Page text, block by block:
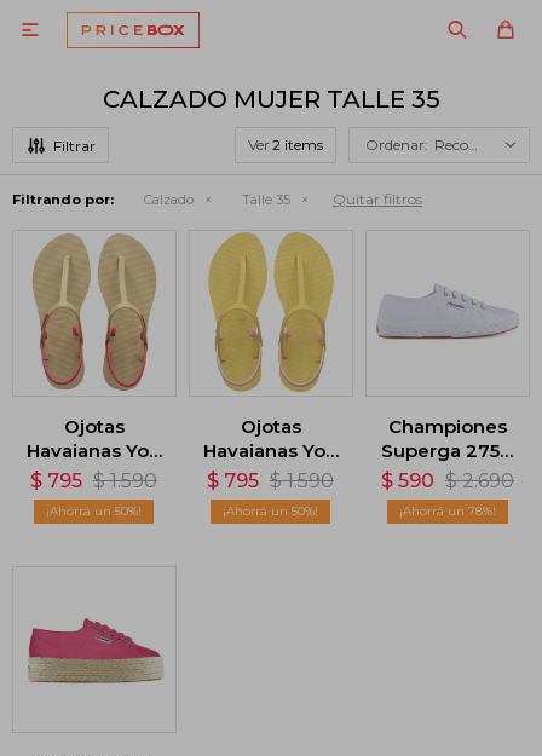

CALZADO MUJER TALLE 35
Ver Recomendados
Filtrando por: Calzado Talle 35 Quitar filtros
Ojotas
Havaianas You
Paraty FC -
Beige
$ 795 $ 1.590
50
Ojotas
Havaianas You
Paraty FC -
Amarillo
$ 795 $ 1.590
50
Championes
Superga 2750
- Blanco
$ 590 $ 2.690
78